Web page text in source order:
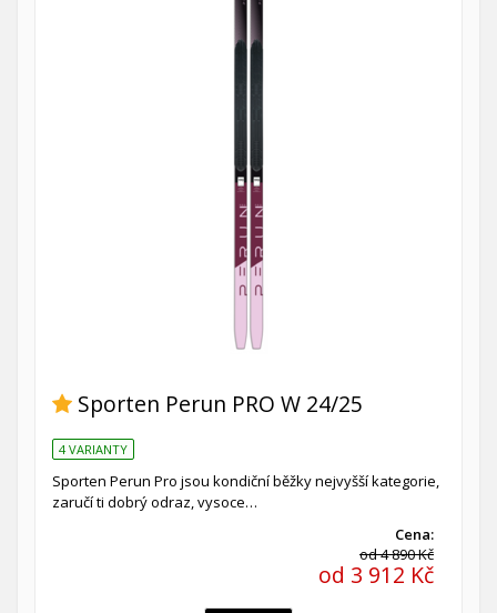
Sporten Perun PRO W 24/25
4 VARIANTY
Sporten Perun Pro jsou kondiční běžky nejvyšší kategorie,
zaručí ti dobrý odraz, vysoce…
Cena:
od 4 890 Kč
od 3 912 Kč